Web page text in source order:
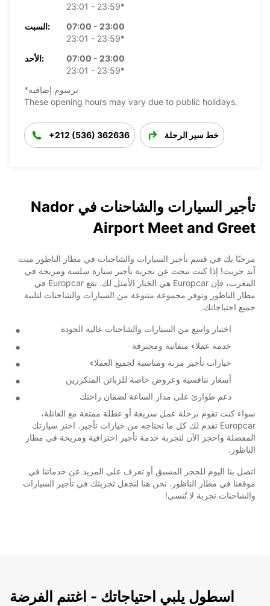
23:01 - 23:59*
السبت:
07:00 - 23:00
23:01 - 23:59*
الأحد:
07:00 - 23:00
23:01 - 23:59*
*برسوم إضافية
These opening hours may vary due to public holidays.
+212 (536) 362636 خط سير الرحلة
تأجير السيارات والشاحنات في Nador
Airport Meet and Greet
مرحبًا بك في قسم تأجير السيارات والشاحنات في مطار الناظور ميت
آند جريت! إذا كنت تبحث عن تجربة تأجير سيارة سلسة ومريحة في
المغرب، فإن Europcar هي الخيار الأمثل لك. تقع Europcar في
مطار الناظور وتوفر مجموعة متنوعة من السيارات والشاحنات لتلبية
جميع احتياجاتك.
اختيار واسع من السيارات والشاحنات عالية الجودة
خدمة عملاء متفانية ومحترفة
خيارات تأجير مرنة ومناسبة لجميع العملاء
أسعار تنافسية وعروض خاصة للزبائن المتكررين
دعم طوارئ على مدار الساعة لضمان راحتك
سواء كنت تقوم برحلة عمل سريعة أو عطلة ممتعة مع العائلة،
Europcar تقدم لك كل ما تحتاجه من خيارات تأجير. اختر سيارتك
المفضلة واحجز الآن لتجربة خدمة تأجير احترافية ومريحة في مطار
الناظور.
اتصل بنا اليوم للحجز المسبق أو تعرف على المزيد عن خدماتنا في
موقعنا في مطار الناظور. نحن هنا لنجعل تجربتك في تأجير السيارات
والشاحنات تجربة لا تُنسى!
اسطول يلبي احتياجاتك - اغتنم الفرضة